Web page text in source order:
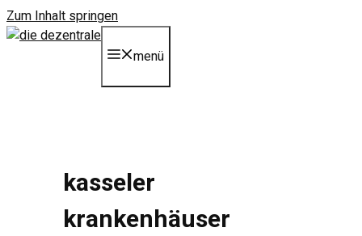
Zum Inhalt springen
menü
kasseler
krankenhäuser